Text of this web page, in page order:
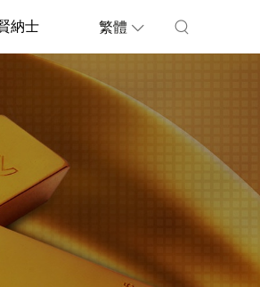
繁體
納士